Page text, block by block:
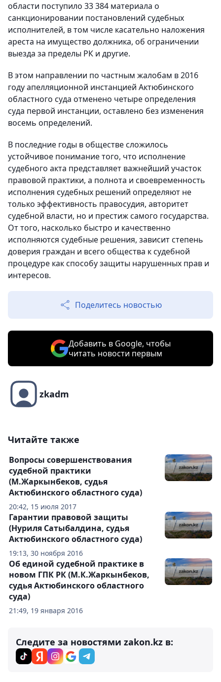
области поступило 33 384 материала о
санкционировании постановлений судебных
исполнителей, в том числе касательно наложения
ареста на имущество должника, об ограничении
выезда за пределы РК и другие.
В этом направлении по частным жалобам в 2016
году апелляционной инстанцией Актюбинского
областного суда отменено четыре определения
суда первой инстанции, оставлено без изменения
восемь определений.
В последние годы в обществе сложилось
устойчивое понимание того, что исполнение
судебного акта представляет важнейший участок
правовой практики, а полнота и своевременность
исполнения судебных решений определяют не
только эффективность правосудия, авторитет
судебной власти, но и престиж самого государства.
От того, насколько быстро и качественно
исполняются судебные решения, зависит степень
доверия граждан и всего общества к судебной
процедуре как способу защиты нарушенных прав и
интересов.
Поделитесь новостью
Добавить в Google, чтобы
читать новости первым
zkadm
Читайте также
20:42, 15 июля 2017
Вопросы совершенствования
судебной практики
(М.Жаркынбеков, судья
Актюбинского областного суда)
19:13, 30 ноября 2016
Гарантии правовой защиты
(Нуриля Сатыбалдина, судья
Актюбинского областного суда)
21:49, 19 января 2016
Об единой судебной практике в
новом ГПК РК (М.К.Жаркынбеков,
судья Актюбинского областного
суда)
Следите за новостями zakon.kz в: